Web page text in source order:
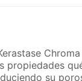
propiedades
su